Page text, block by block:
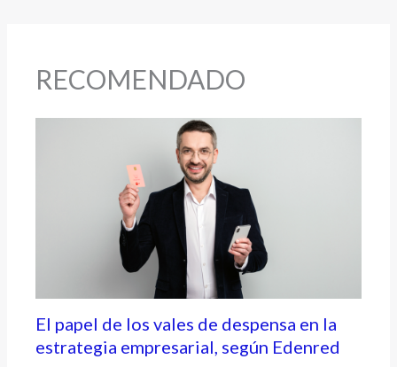
RECOMENDADO
El papel de los vales de despensa en la
estrategia empresarial, según Edenred